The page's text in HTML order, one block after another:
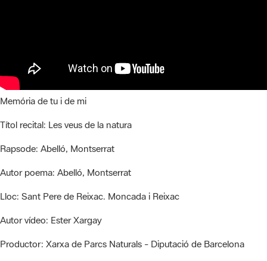
Memória de tu i de mi
Títol recital: Les veus de la natura
Rapsode: Abelló, Montserrat
Autor poema: Abelló, Montserrat
Lloc: Sant Pere de Reixac. Moncada i Reixac
Autor vídeo: Ester Xargay
Productor: Xarxa de Parcs Naturals - Diputació de Barcelona